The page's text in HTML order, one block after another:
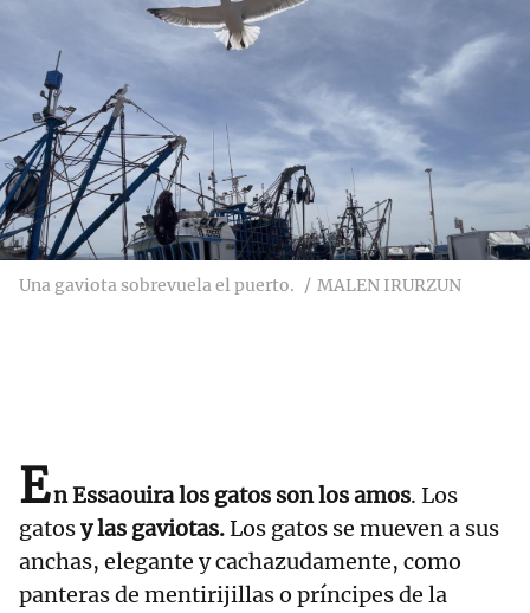
Una gaviota sobrevuela el puerto. MALEN IRURZUN
En Essaouira los gatos son los amos. Los
gatosy las gaviotas.Los gatos se mueven a sus
anchas, elegante y cachazudamente, como
panteras de mentirijillas o príncipes de la